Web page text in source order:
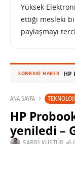
Yüksek
ettiği mesleki
paylaşmayı
SONRAKI HABER
ANA SAYFA TEKNOLOJI
HP
yeniledi –
SABRI KÜSTÜR 6